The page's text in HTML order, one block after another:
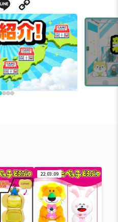
22.03.09